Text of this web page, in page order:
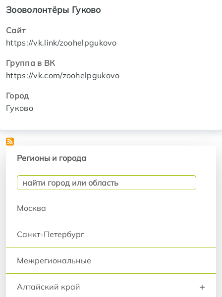
Зооволонтёры Гуково
Сайт
https://vk.link/zoohelpgukovo
Группа в ВК
https://vk.com/zoohelpgukovo
Город
Гуково
Регионы и города
Москва
Санкт-Петербург
Межрегиональные
Алтайский край +